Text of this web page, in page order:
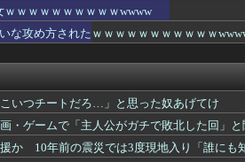
っけ！貯金は…」...
牛と結婚するしかない感じ...
たいなおっぱい女体グラドルさん...
洗濯機5年も使ってないだろ？...
ん」
たｗｗｗｗｗｗｗｗｗｗｗww...
ら公園に行ってくれ（怒」
ｗｗｗｗｗｗｗｗｗｗwwww
な攻め方されたｗｗｗｗｗｗｗｗｗｗｗ
いつチートだろ…」と思った奴あげてけ
・ゲームで「主人公がガチで敗北した回」
か 10年前の震災では3度現地入り「誰にも